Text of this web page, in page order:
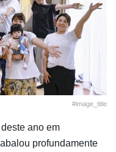
#image_title
ano em
profundamente